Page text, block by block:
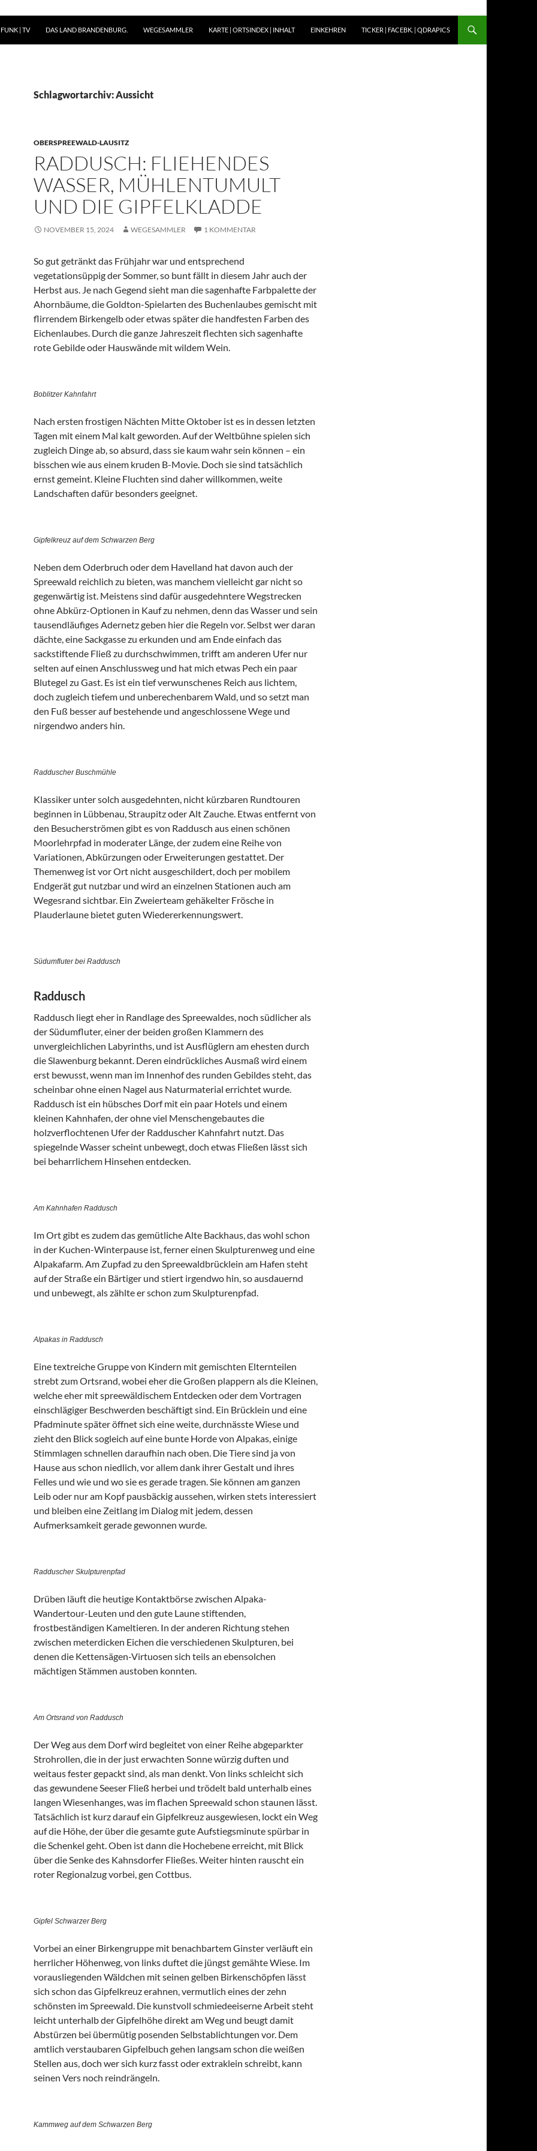
| TV DAS LAND BRANDENBURG. WEGESAMMLER KARTE | ORTSINDEX | INHALT EINKEHREN TICKER | FACEBK. | QDRAPICS
Schlagwortarchiv: Aussicht
OBERSPREEWALD-LAUSITZ
RADDUSCH: FLIEHENDES
WASSER, MÜHLENTUMULT
UND DIE GIPFELKLADDE
NOVEMBER 15, 2024 WEGESAMMLER 1 KOMMENTAR
So gut getränkt das Frühjahr war und entsprechend
vegetationsüppig der Sommer, so bunt fällt in diesem Jahr auch der
Herbst aus. Je nach Gegend sieht man die sagenhafte Farbpalette der
Ahornbäume, die Goldton-Spielarten des Buchenlaubes gemischt mit
flirrendem Birkengelb oder etwas später die handfesten Farben des
Eichenlaubes. Durch die ganze Jahreszeit flechten sich sagenhafte
rote Gebilde oder Hauswände mit wildem Wein.
Boblitzer Kahnfahrt
Nach ersten frostigen Nächten Mitte Oktober ist es in dessen letzten
Tagen mit einem Mal kalt geworden. Auf der Weltbühne spielen sich
zugleich Dinge ab, so absurd, dass sie kaum wahr sein können – ein
bisschen wie aus einem kruden B-Movie. Doch sie sind tatsächlich
ernst gemeint. Kleine Fluchten sind daher willkommen, weite
Landschaften dafür besonders geeignet.
Gipfelkreuz auf dem Schwarzen Berg
Neben dem Oderbruch oder dem Havelland hat davon auch der
Spreewald reichlich zu bieten, was manchem vielleicht gar nicht so
gegenwärtig ist. Meistens sind dafür ausgedehntere Wegstrecken
ohne Abkürz-Optionen in Kauf zu nehmen, denn das Wasser und sein
tausendläufiges Adernetz geben hier die Regeln vor. Selbst wer daran
dächte, eine Sackgasse zu erkunden und am Ende einfach das
sackstiftende Fließ zu durchschwimmen, trifft am anderen Ufer nur
selten auf einen Anschlussweg und hat mich etwas Pech ein paar
Blutegel zu Gast. Es ist ein tief verwunschenes Reich aus lichtem,
doch zugleich tiefem und unberechenbarem Wald, und so setzt man
den Fuß besser auf bestehende und angeschlossene Wege und
nirgendwo anders hin.
Radduscher Buschmühle
Klassiker unter solch ausgedehnten, nicht kürzbaren Rundtouren
beginnen in Lübbenau, Straupitz oder Alt Zauche. Etwas entfernt von
den Besucherströmen gibt es von Raddusch aus einen schönen
Moorlehrpfad in moderater Länge, der zudem eine Reihe von
Variationen, Abkürzungen oder Erweiterungen gestattet. Der
Themenweg ist vor Ort nicht ausgeschildert, doch per mobilem
Endgerät gut nutzbar und wird an einzelnen Stationen auch am
Wegesrand sichtbar. Ein Zweierteam gehäkelter Frösche in
Plauderlaune bietet guten Wiedererkennungswert.
Südumfluter bei Raddusch
Raddusch
Raddusch liegt eher in Randlage des Spreewaldes, noch südlicher als
der Südumfluter, einer der beiden großen Klammern des
unvergleichlichen Labyrinths, und ist Ausflüglern am ehesten durch
die Slawenburg bekannt. Deren eindrückliches Ausmaß wird einem
erst bewusst, wenn man im Innenhof des runden Gebildes steht, das
scheinbar ohne einen Nagel aus Naturmaterial errichtet wurde.
Raddusch ist ein hübsches Dorf mit ein paar Hotels und einem
kleinen Kahnhafen, der ohne viel Menschengebautes die
holzverflochtenen Ufer der Radduscher Kahnfahrt nutzt. Das
spiegelnde Wasser scheint unbewegt, doch etwas Fließen lässt sich
bei beharrlichem Hinsehen entdecken.
Am Kahnhafen Raddusch
Im Ort gibt es zudem das gemütliche Alte Backhaus, das wohl schon
in der Kuchen-Winterpause ist, ferner einen Skulpturenweg und eine
Alpakafarm. Am Zupfad zu den Spreewaldbrücklein am Hafen steht
auf der Straße ein Bärtiger und stiert irgendwo hin, so ausdauernd
und unbewegt, als zählte er schon zum Skulpturenpfad.
Alpakas in Raddusch
Eine textreiche Gruppe von Kindern mit gemischten Elternteilen
strebt zum Ortsrand, wobei eher die Großen plappern als die Kleinen,
welche eher mit spreewäldischem Entdecken oder dem Vortragen
einschlägiger Beschwerden beschäftigt sind. Ein Brücklein und eine
Pfadminute später öffnet sich eine weite, durchnässte Wiese und
zieht den Blick sogleich auf eine bunte Horde von Alpakas, einige
Stimmlagen schnellen daraufhin nach oben. Die Tiere sind ja von
Hause aus schon niedlich, vor allem dank ihrer Gestalt und ihres
Felles und wie und wo sie es gerade tragen. Sie können am ganzen
Leib oder nur am Kopf pausbäckig aussehen, wirken stets interessiert
und bleiben eine Zeitlang im Dialog mit jedem, dessen
Aufmerksamkeit gerade gewonnen wurde.
Radduscher Skulpturenpfad
Drüben läuft die heutige Kontaktbörse zwischen Alpaka-
Wandertour-Leuten und den gute Laune stiftenden,
frostbeständigen Kameltieren. In der anderen Richtung stehen
zwischen meterdicken Eichen die verschiedenen Skulpturen, bei
denen die Kettensägen-Virtuosen sich teils an ebensolchen
mächtigen Stämmen austoben konnten.
Am Ortsrand von Raddusch
Der Weg aus dem Dorf wird begleitet von einer Reihe abgeparkter
Strohrollen, die in der just erwachten Sonne würzig duften und
weitaus fester gepackt sind, als man denkt. Von links schleicht sich
das gewundene Seeser Fließ herbei und trödelt bald unterhalb eines
langen Wiesenhanges, was im flachen Spreewald schon staunen lässt.
Tatsächlich ist kurz darauf ein Gipfelkreuz ausgewiesen, lockt ein Weg
auf die Höhe, der über die gesamte gute Aufstiegsminute spürbar in
die Schenkel geht. Oben ist dann die Hochebene erreicht, mit Blick
über die Senke des Kahnsdorfer Fließes. Weiter hinten rauscht ein
roter Regionalzug vorbei, gen Cottbus.
Gipfel Schwarzer Berg
Vorbei an einer Birkengruppe mit benachbartem Ginster verläuft ein
herrlicher Höhenweg, von links duftet die jüngst gemähte Wiese. Im
vorausliegenden Wäldchen mit seinen gelben Birkenschöpfen lässt
sich schon das Gipfelkreuz erahnen, vermutlich eines der zehn
schönsten im Spreewald. Die kunstvoll schmiedeeiserne Arbeit steht
leicht unterhalb der Gipfelhöhe direkt am Weg und beugt damit
Abstürzen bei übermütig posenden Selbstablichtungen vor. Dem
amtlich verstaubaren Gipfelbuch gehen langsam schon die weißen
Stellen aus, doch wer sich kurz fasst oder extraklein schreibt, kann
seinen Vers noch reindrängeln.
Kammweg auf dem Schwarzen Berg